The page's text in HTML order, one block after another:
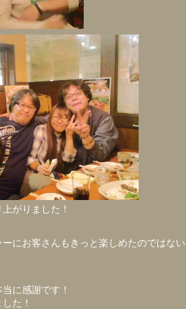
がりました！
にお客さんもきっと楽しめたのではな
に感謝です！
た！